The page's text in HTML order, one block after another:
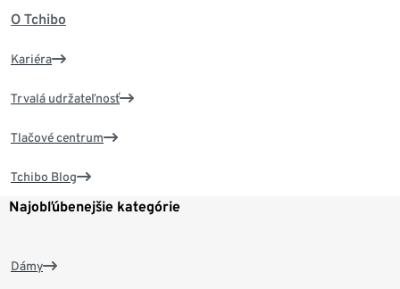
O Tchibo
Kariéra
Trvalá udržateľnosť
Tlačové centrum
Tchibo Blog
Najobľúbenejšie kategórie
Dámy